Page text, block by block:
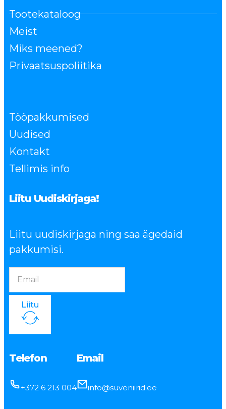
Tootekataloog
Meist
Miks meened?
Privaatsuspoliitika
Tööpakkumised
Uudised
Kontakt
Tellimis info
Liitu Uudiskirjaga!
Liitu uudiskirjaga ning saa ägedaid
pakkumisi.
Liitu
Telefon
+372 6 213 004
Email
info@suveniirid.ee